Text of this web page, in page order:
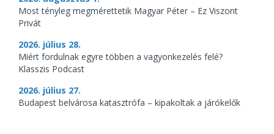
Most tényleg megmérettetik Magyar Péter – Ez Viszont
Privát
2026. július 28.
Miért fordulnak egyre többen a vagyonkezelés felé?
Klasszis Podcast
2026. július 27.
Budapest belvárosa katasztrófa – kipakoltak a járókelők